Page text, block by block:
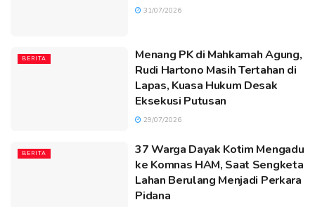
31/07/2026
BERITA
Menang PK di Mahkamah Agung,
Rudi Hartono Masih Tertahan di
Lapas, Kuasa Hukum Desak
Eksekusi Putusan
29/07/2026
BERITA
37 Warga Dayak Kotim Mengadu
ke Komnas HAM, Saat Sengketa
Lahan Berulang Menjadi Perkara
Pidana